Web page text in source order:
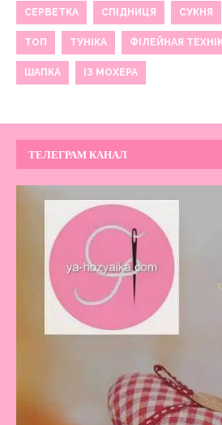
СЕРВЕТКА СПІДНИЦЯ СУКНЯ
ТОП ТУНІКА ФІЛЕЙНАЯ
ШАПКА ІЗ МОХЕРА
ТЕЛЕГРАМ КАНАЛ